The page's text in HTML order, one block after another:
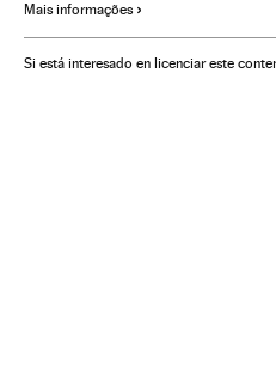
Governo Brasil
América do Sul América Latina
Mais informações
Si está interesado en licenciar este